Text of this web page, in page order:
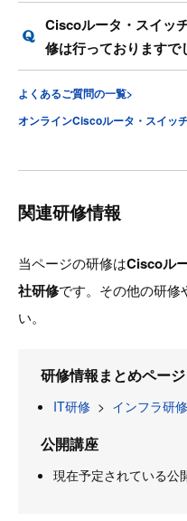
Ciscoルータ・スイッ
修は行っておりますで
よくあるご質問の一覧>
オンラインCiscoルータ・スイッ
関連研修情報
当ページの研修はCiscoル
社研修です。その他の研修
い。
研修情報まとめページ
IT研修 > インフラ研修
公開講座
現在予定されている公